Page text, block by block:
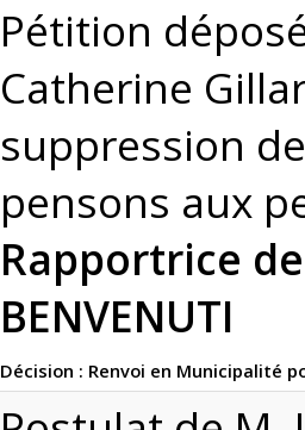
Pétition
Catherine
suppression
pensons aux
Rapportrice
BENVENUTI
Décision : Renvoi en Municipalité